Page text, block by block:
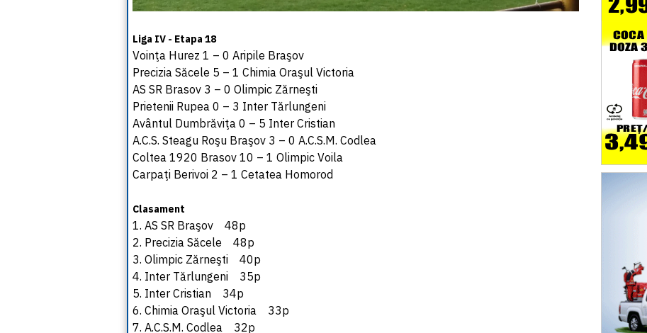
Liga IV - Etapa 18
Voinţa Hurez 1 – 0 Aripile Braşov
Precizia Săcele 5 – 1 Chimia Oraşul Victoria
AS SR Brasov 3 – 0 Olimpic Zărneşti
Prietenii Rupea 0 – 3 Inter Tărlungeni
Avântul Dumbrăviţa 0 – 5 Inter Cristian
A.C.S. Steagu Roşu Braşov 3 – 0 A.C.S.M. Codlea
Coltea 1920 Brasov 10 – 1 Olimpic Voila
Carpaţi Berivoi 2 – 1 Cetatea Homorod
Clasament
1. AS SR Braşov 48p
2. Precizia Săcele 48p
3. Olimpic Zărneşti 40p
4. Inter Tărlungeni 35p
5. Inter Cristian 34p
6. Chimia Oraşul Victoria 33p
7. A.C.S.M. Codlea 32p